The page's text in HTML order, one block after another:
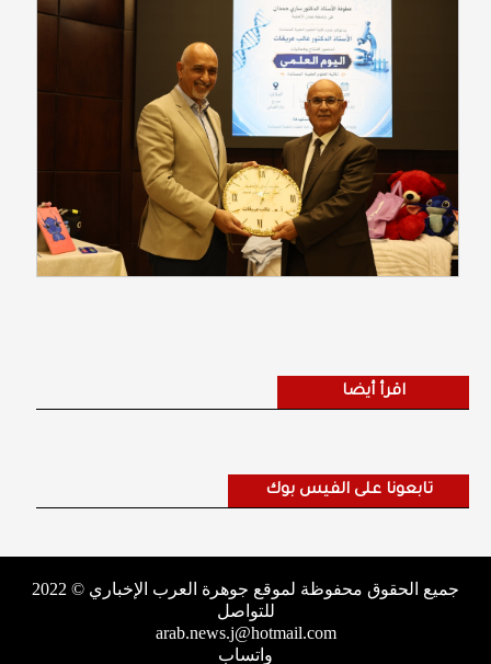
اقرأ أيضا
تابعونا على الفيس بوك
جميع الحقوق محفوظة لموقع جوهرة العرب الإخباري © 2022
للتواصل
arab.news.j@hotmail.com
واتساب